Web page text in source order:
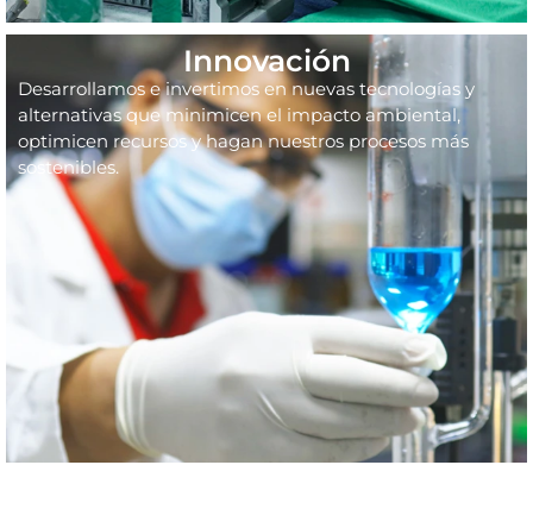
Innovación
Desarrollamos e invertimos en nuevas tecnologías y
alternativas que minimicen el impacto ambiental,
optimicen recursos y hagan nuestros procesos más
sostenibles.